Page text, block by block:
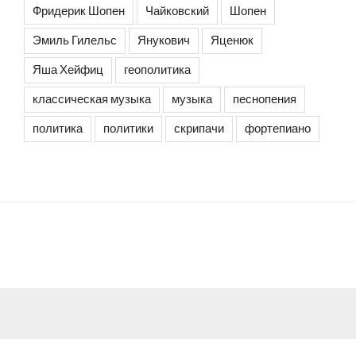
Фридерик Шопен Чайковский Шопен
Эмиль Гилельс Янукович Яценюк
Яша Хейфиц геополитика
классическая музыка музыка песнопения
политика политики скрипачи фортепиано